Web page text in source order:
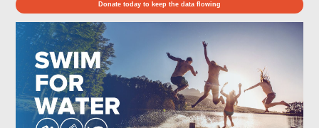
Donate today to keep the data flowing